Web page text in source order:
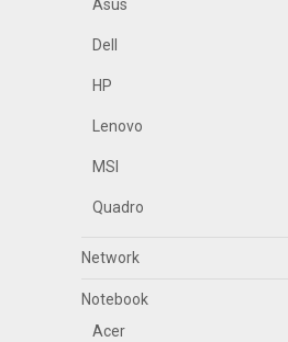
Asus
Dell
HP
Lenovo
MSI
Quadro
Network
Notebook
Acer